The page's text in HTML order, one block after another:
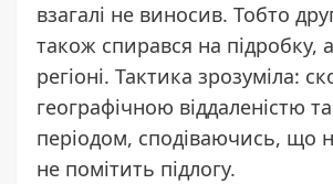
взагалі не виносив. Тобто
також спирався на підробку,
регіоні. Тактика зрозуміла:
географічною віддаленістю
періодом, сподіваючись, що
не помітить підлогу.